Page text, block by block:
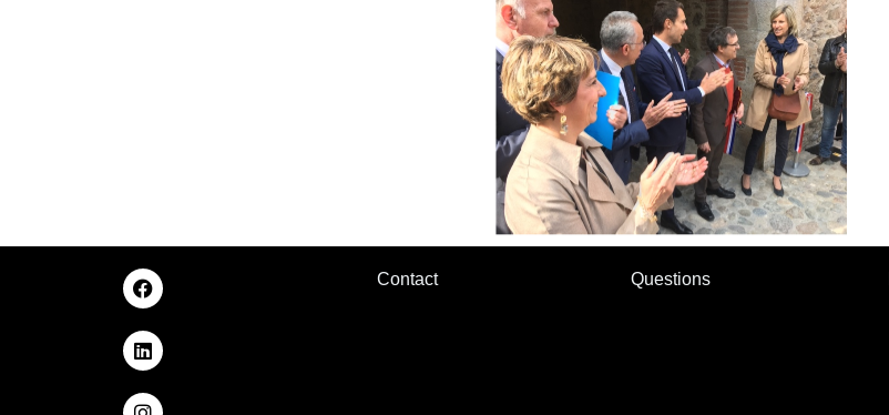
Contact Questions